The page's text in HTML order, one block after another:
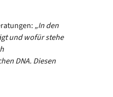
„In den
und wofür stehe
DNA. Diesen